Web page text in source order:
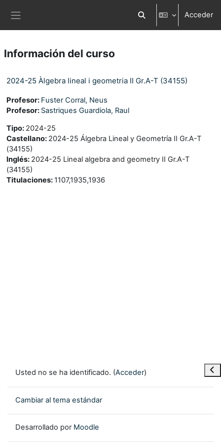
Selector de búsqueda
Acceder
Información del curso
2024-25 Àlgebra lineal i geometria II Gr.A-T (34155)
Profesor: Fuster Corral, Neus
Profesor: Sastriques Guardiola, Raul
Tipo: 2024-25
Castellano: 2024-25 Álgebra Lineal y Geometría II Gr.A-T
(34155)
Inglés: 2024-25 Lineal algebra and geometry II Gr.A-T
(34155)
Titulaciones: 1107,1935,1936
Usted no se ha identificado. (Acceder)
Cambiar al tema estándar
Desarrollado por Moodle